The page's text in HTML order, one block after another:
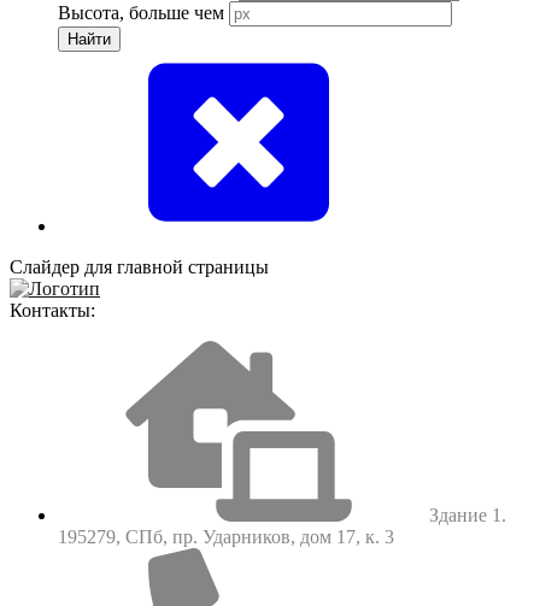
Высота, больше чем
Найти
Слайдер для главной страницы
Контакты:
Здание 1.
195279, СПб, пр. Ударников, дом 17, к. 3